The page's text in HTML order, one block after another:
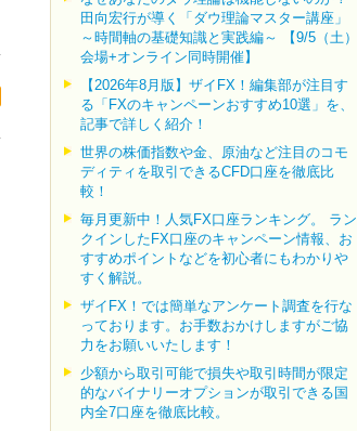
田向宏行が導く「ダウ理論マスター講座」
～時間軸の基礎知識と実践編～ 【9/5（土）
会場+オンライン同時開催】
【2026年8月版】ザイFX！編集部が注目す
る「FXのキャンペーンおすすめ10選」を、
記事で詳しく紹介！
世界の株価指数や金、原油など注目のコモ
ディティを取引できるCFD口座を徹底比
較！
毎月更新中！人気FX口座ランキング。 ラン
クインしたFX口座のキャンペーン情報、お
すすめポイントなどを初心者にもわかりや
すく解説。
ザイFX！では簡単なアンケート調査を行な
っております。お手数おかけしますがご協
力をお願いいたします！
少額から取引可能で損失や取引時間が限定
的なバイナリーオプションが取引できる国
内全7口座を徹底比較。